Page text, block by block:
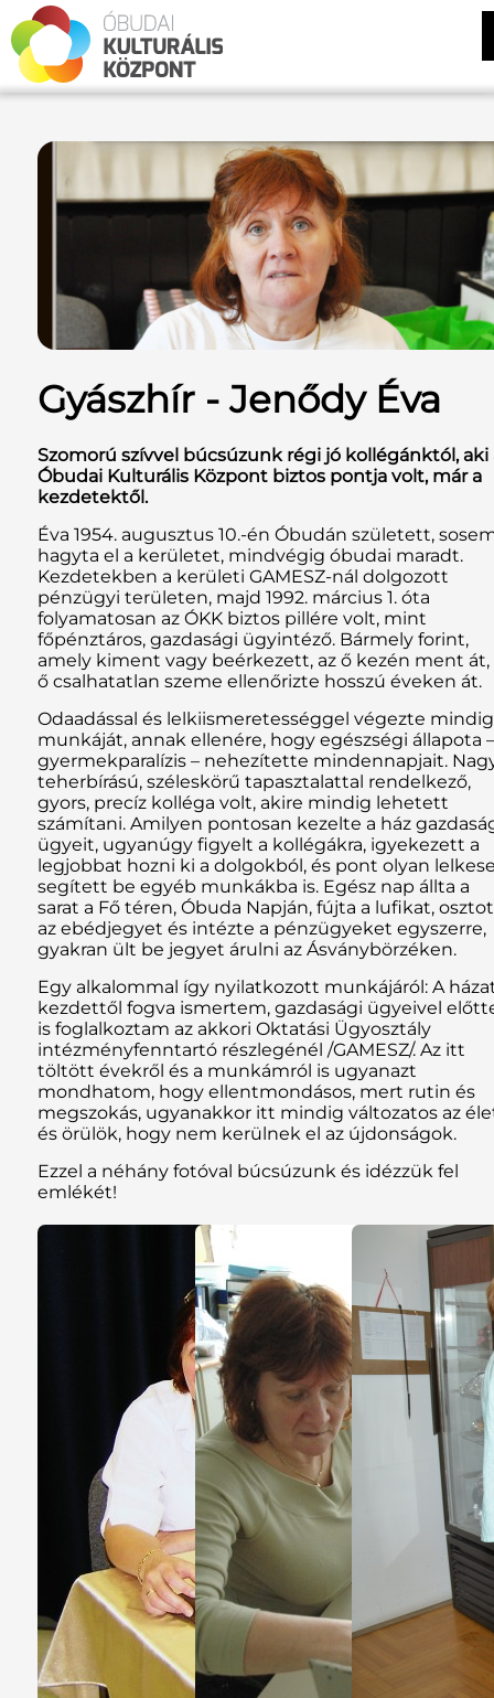
Gyászhír - Jenődy Éva
Szomorú szívvel búcsúzunk régi jó kollégánktól, aki
Óbudai Kulturális Központ biztos pontja volt, már a
kezdetektől.
Éva 1954. augusztus 10.-én Óbudán született,
hagyta el a kerületet, mindvégig óbudai maradt.
Kezdetekben a kerületi GAMESZ-nál dolgozott
pénzügyi területen, majd 1992. március 1. óta
folyamatosan az ÓKK biztos pillére volt, mint
főpénztáros, gazdasági ügyintéző. Bármely forint,
amely kiment vagy beérkezett, az ő kezén ment át,
ő csalhatatlan szeme ellenőrizte hosszú éveken át.
Odaadással és lelkiismeretességgel végezte mindig
munkáját, annak ellenére, hogy egészségi állapota –
gyermekparalízis – nehezítette mindennapjait.
teherbírású, széleskörű tapasztalattal rendelkező,
gyors, precíz kolléga volt, akire mindig lehetett
számítani. Amilyen pontosan kezelte a ház
ügyeit, ugyanúgy figyelt a kollégákra, igyekezett a
legjobbat hozni ki a dolgokból, és pont olyan
segített be egyéb munkákba is. Egész nap állta a
sarat a Fő téren, Óbuda Napján, fújta a lufikat,
az ebédjegyet és intézte a pénzügyeket egyszerre,
gyakran ült be jegyet árulni az Ásványbörzéken.
Egy alkalommal így nyilatkozott munkájáról: A
kezdettől fogva ismertem, gazdasági ügyeivel
is foglalkoztam az akkori Oktatási Ügyosztály
intézményfenntartó részlegénél /GAMESZ/. Az itt
töltött évekről és a munkámról is ugyanazt
mondhatom, hogy ellentmondásos, mert rutin és
megszokás, ugyanakkor itt mindig változatos az
és örülök, hogy nem kerülnek el az újdonságok.
Ezzel a néhány fotóval búcsúzunk és idézzük fel
emlékét!